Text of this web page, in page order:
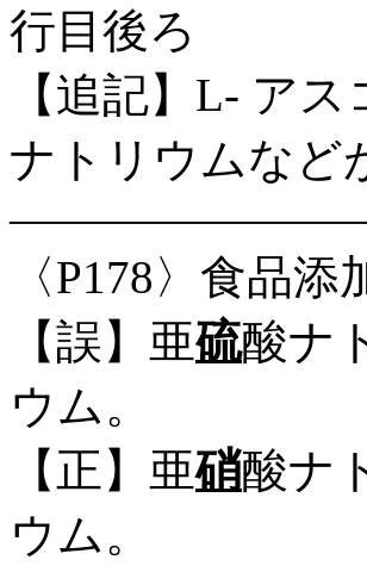
行目後ろ
【追記】L- ア
ナトリウムなど
〈P178〉食品
【誤】亜硫酸ナ
ウム。
【正】亜硝酸ナ
ウム。